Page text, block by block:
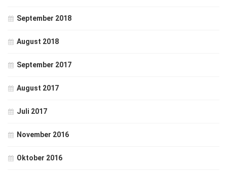
September 2018
August 2018
September 2017
August 2017
Juli 2017
November 2016
Oktober 2016